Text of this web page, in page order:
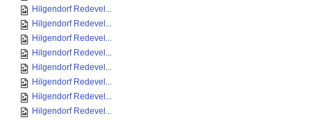
Hilgendorf Redevel...
Hilgendorf Redevel...
Hilgendorf Redevel...
Hilgendorf Redevel...
Hilgendorf Redevel...
Hilgendorf Redevel...
Hilgendorf Redevel...
Hilgendorf Redevel...